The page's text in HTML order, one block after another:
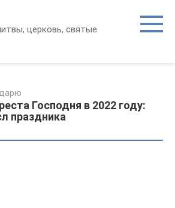
церковь, святые
Господня в 2022 году:
праздника